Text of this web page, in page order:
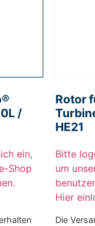
/
ein,
Shop
Rotor
HE21
Bitte
um
Hier
Die